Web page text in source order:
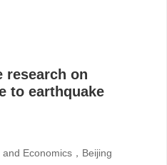
research on
to earthquake
Economics，Beijing